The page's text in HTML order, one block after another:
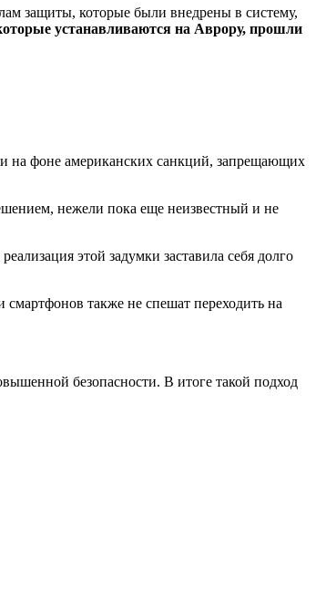
защиты, которые были внедрены в систему,
устанавливаются на Аврору, прошли
на фоне американских санкций, запрещающих
нежели пока еще неизвестный и не
этой задумки заставила себя долго
также не спешат переходить на
безопасности. В итоге такой подход